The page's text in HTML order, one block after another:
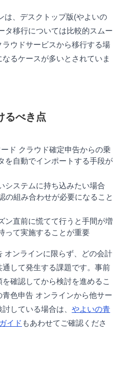
は、デスクトップ版(やよいの
タ移行については比較的スムー
ウドサービスから移行する場
るケースが多いとされていま
るべき点
ド クラウド確定申告からの乗
を自動でインポートする手段が
システムに持ち込みたい場合
の組み合わせが必要になること
ン直前に慌てて行うと手間が増
って実施することが重要
オンラインに限らず、どの会計
して発生する課題です。事前
確認してから検討を進めるこ
色申告 オンラインから他サー
している場合は、 やよいの青
イド もあわせてご確認くださ